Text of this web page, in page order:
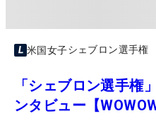
米国女子シェブロン選手権
「シェブロン選手
ンタビュー【